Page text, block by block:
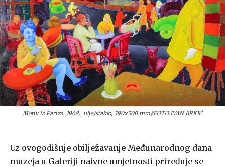
Motiv iz Pariza, 1968., ulje/staklo, 390x500 mm//FOTO:IVAN BRKIĆ
Uz ovogodišnje obilježavanje Međunarodnog dana
muzeja u Galeriji naivne umjetnosti priređuje se